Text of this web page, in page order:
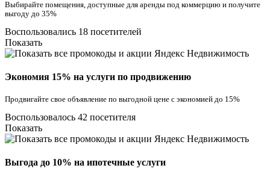
Выбирайте помещения, доступные для аренды под коммерцию и получите
выгоду до 35%
Воспользовались 18 посетителей
Показать
Экономия 15% на услуги по продвижению
Продвигайте свое объявление по выгодной цене с экономией до 15%
Воспользовалось 42 посетителя
Показать
Выгода до 10% на ипотечные услуги